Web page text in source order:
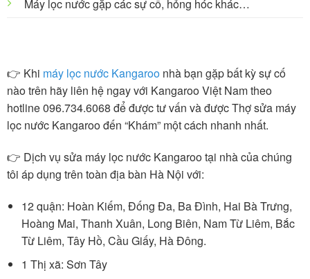
Máy lọc nước gặp các sự cố, hỏng hóc khác…
👉 Khi máy lọc nước Kangaroo nhà bạn gặp bất kỳ sự cố
nào trên hãy liên hệ ngay với Kangaroo Việt Nam theo
hotline 096.734.6068 để được tư vấn và được Thợ sửa máy
lọc nước Kangaroo đến “Khám” một cách nhanh nhất.
👉 Dịch vụ sửa máy lọc nước Kangaroo tại nhà của chúng
tôi áp dụng trên toàn địa bàn Hà Nội với:
12 quận: Hoàn Kiếm, Đống Đa, Ba Đình, Hai Bà Trưng,
Hoàng Mai, Thanh Xuân, Long Biên, Nam Từ Liêm, Bắc
Từ Liêm, Tây Hồ, Cầu Giấy, Hà Đông.
1 Thị xã: Sơn Tây